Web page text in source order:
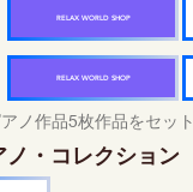
RELAX WORLD SHOP
RELAX WORLD SHOP
ノ作品5枚作品をセット
・コレクション